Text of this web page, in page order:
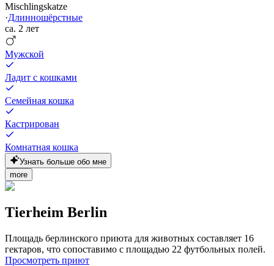
Mischlingskatze
·Длинношёрстные
ca. 2 лет
Мужской
Ладит с кошками
Семейная кошка
Кастрирован
Комнатная кошка
Узнать больше обо мне
more
Tierheim Berlin
Площадь берлинского приюта для животных составляет 16
гектаров, что сопоставимо с площадью 22 футбольных полей.
Просмотреть приют